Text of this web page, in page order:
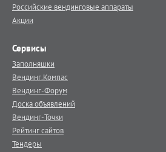
Российские вендинговые аппараты
Акции
Сервисы
Заполняшки
Вендинг.Компас
Вендинг-Форум
Доска объявлений
Вендинг-Точки
Рейтинг сайтов
Тендеры